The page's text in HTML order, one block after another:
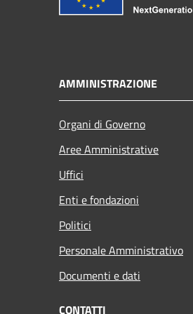
AMMINISTRAZIONE
Organi di Governo
Aree Amministrative
Uffici
Enti e fondazioni
Politici
Personale Amministrativo
Documenti e dati
CONTATTI